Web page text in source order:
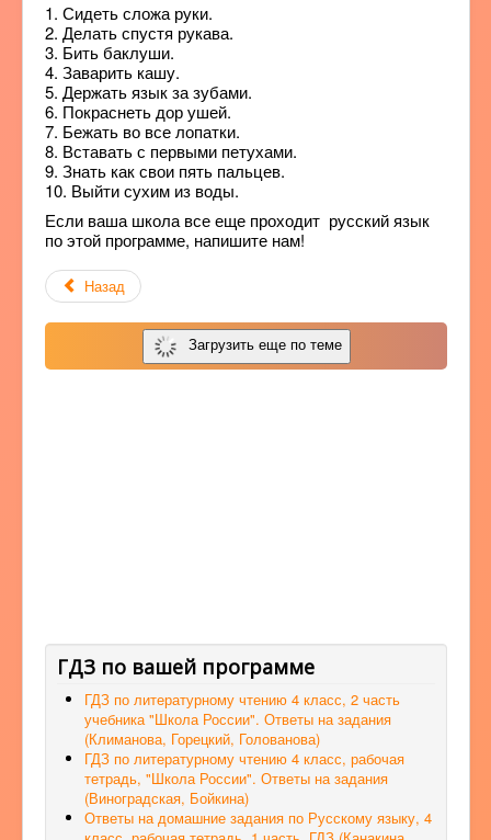
1. Сидеть сложа руки.
2. Делать спустя рукава.
3. Бить баклуши.
4. Заварить кашу.
5. Держать язык за зубами.
6. Покраснеть дор ушей.
7. Бежать во все лопатки.
8. Вставать с первыми петухами.
9. Знать как свои пять пальцев.
10. Выйти сухим из воды.
Если ваша школа все еще проходит русский язык
по этой программе, напишите нам!
Назад
Загрузить еще по теме
ГДЗ по вашей программе
ГДЗ по литературному чтению 4 класс, 2 часть
учебника "Школа России". Ответы на задания
(Климанова, Горецкий, Голованова)
ГДЗ по литературному чтению 4 класс, рабочая
тетрадь, "Школа России". Ответы на задания
(Виноградская, Бойкина)
Ответы на домашние задания по Русскому языку, 4